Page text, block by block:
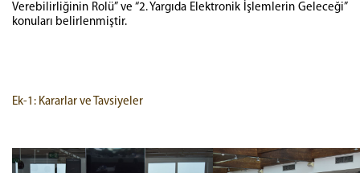
Verebilirliğinin Rolü” ve “2. Yargıda Elektronik İşlemlerin Geleceği”
konuları belirlenmiştir.
Ek-1: Kararlar ve Tavsiyeler